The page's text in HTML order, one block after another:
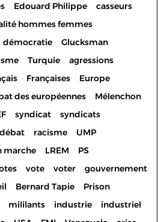
Edouard Philippe
casseurs
hommes femmes
démocratie
Glucksman
Turquie
agressions
Françaises
Europe
des européennes
Mélenchon
syndicat
syndicats
racisme
UMP
marche LREM
PS
vote voter
gouvernement
Bernard Tapie
Prison
mililants industrie
industriel